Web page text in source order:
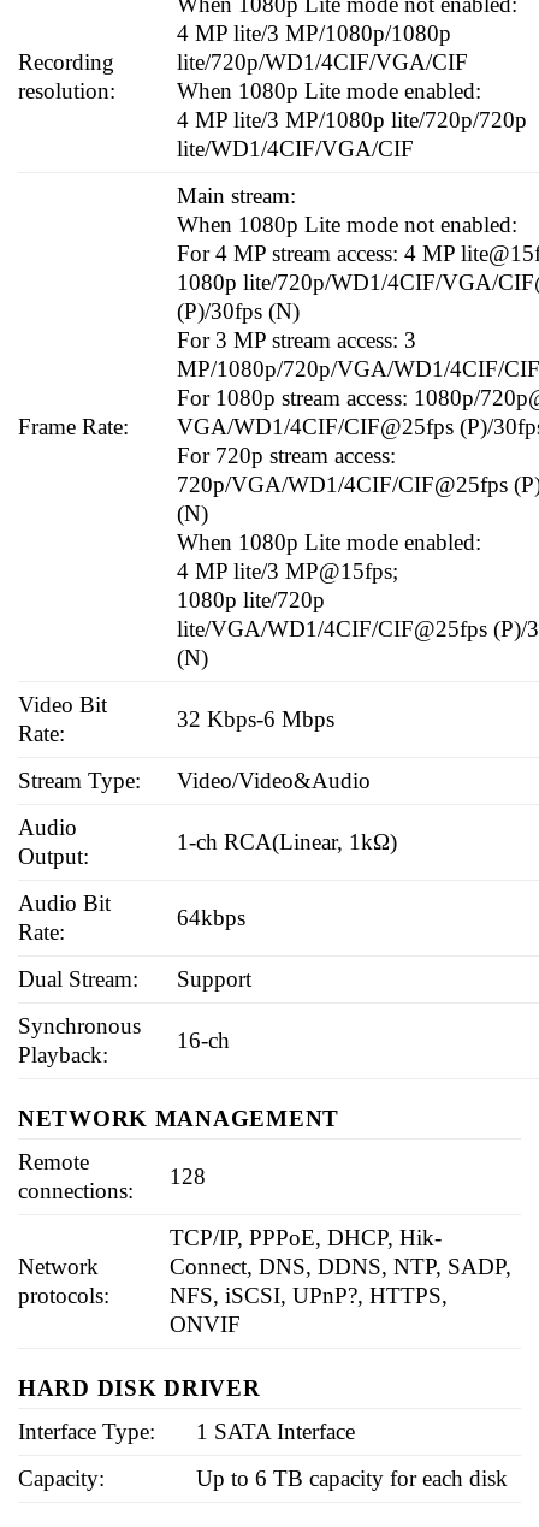
Recording
resolution:
4 MP lite/3 MP/1080p/1080p
lite/720p/WD1/4CIF/VGA/CIF
When 1080p Lite mode enabled:
4 MP lite/3 MP/1080p lite/720p/720p
lite/WD1/4CIF/VGA/CIF
Frame Rate:
Main stream:
When 1080p Lite mode not enabled:
For 4 MP stream access: 4 MP
1080p lite/720p/WD1/4CIF/VGA/
(P)/30fps (N)
For 3 MP stream access: 3
MP/1080p/720p/VGA/WD1/4CIF/
For 1080p stream access: 1080p/
VGA/WD1/4CIF/CIF@25fps (P)/
For 720p stream access:
720p/VGA/WD1/4CIF/CIF@25fps
(N)
When 1080p Lite mode enabled:
4 MP lite/3 MP@15fps;
1080p lite/720p
lite/VGA/WD1/4CIF/CIF@25fps (P)/
(N)
Video Bit
Rate:
32 Kbps-6 Mbps
Stream Type:
Video/Video&Audio
Audio
Output:
1-ch RCA(Linear, 1kΩ)
Audio Bit
Rate:
64kbps
Dual Stream:
Support
Synchronous
Playback:
16-ch
NETWORK MANAGEMENT
Remote
connections:
128
Network
protocols:
TCP/IP, PPPoE, DHCP, Hik-
Connect, DNS, DDNS, NTP, SADP,
NFS, iSCSI, UPnP?, HTTPS,
ONVIF
HARD DISK DRIVER
Interface Type:
1 SATA Interface
Capacity:
Up to 6 TB capacity for each disk